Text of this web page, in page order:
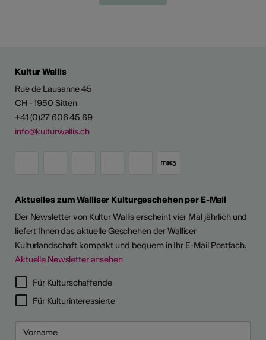
Kultur Wallis
Rue de Lausanne 45
CH - 1950 Sitten
+41 (0)27 606 45 69
info@kulturwallis.ch
Aktuelles zum Walliser Kulturgeschehen per E-Mail
Der Newsletter von Kultur Wallis erscheint vier Mal jährlich und
liefert Ihnen das aktuelle Geschehen der Walliser
Kulturlandschaft kompakt und bequem in Ihr E-Mail Postfach.
Aktuelle Newsletter ansehen
Für Kulturschaffende
Für Kulturinteressierte